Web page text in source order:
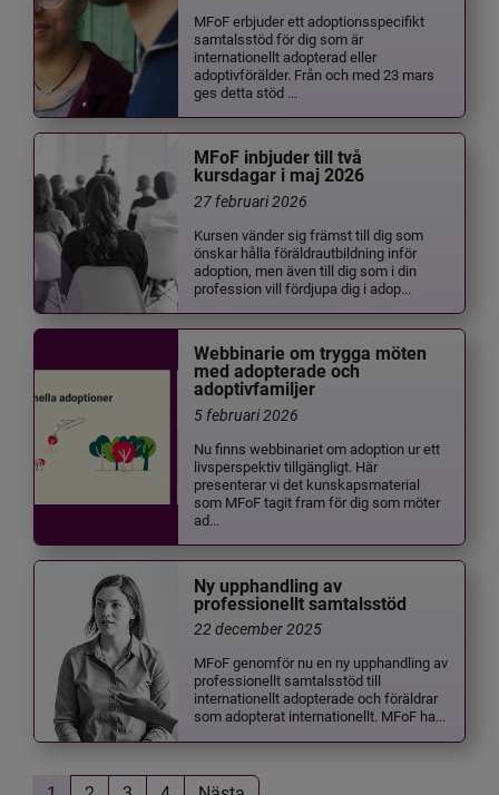
MFoF erbjuder ett adoptionsspecifikt
samtalsstöd för dig som är
internationellt adopterad eller
adoptivförälder. Från och med 23 mars
ges detta stöd ...
MFoF inbjuder till två
kursdagar i maj 2026
27 februari 2026
Kursen vänder sig främst till dig som
önskar hålla föräldrautbildning inför
adoption, men även till dig som i din
profession vill fördjupa dig i adop...
Webbinarie om trygga möten
med adopterade och
adoptivfamiljer
5 februari 2026
Nu finns webbinariet om adoption ur ett
livsperspektiv tillgängligt. Här
presenterar vi det kunskapsmaterial
som MFoF tagit fram för dig som möter
ad...
Ny upphandling av
professionellt samtalsstöd
22 december 2025
MFoF genomför nu en ny upphandling av
professionellt samtalsstöd till
internationellt adopterade och föräldrar
som adopterat internationellt. MFoF ha...